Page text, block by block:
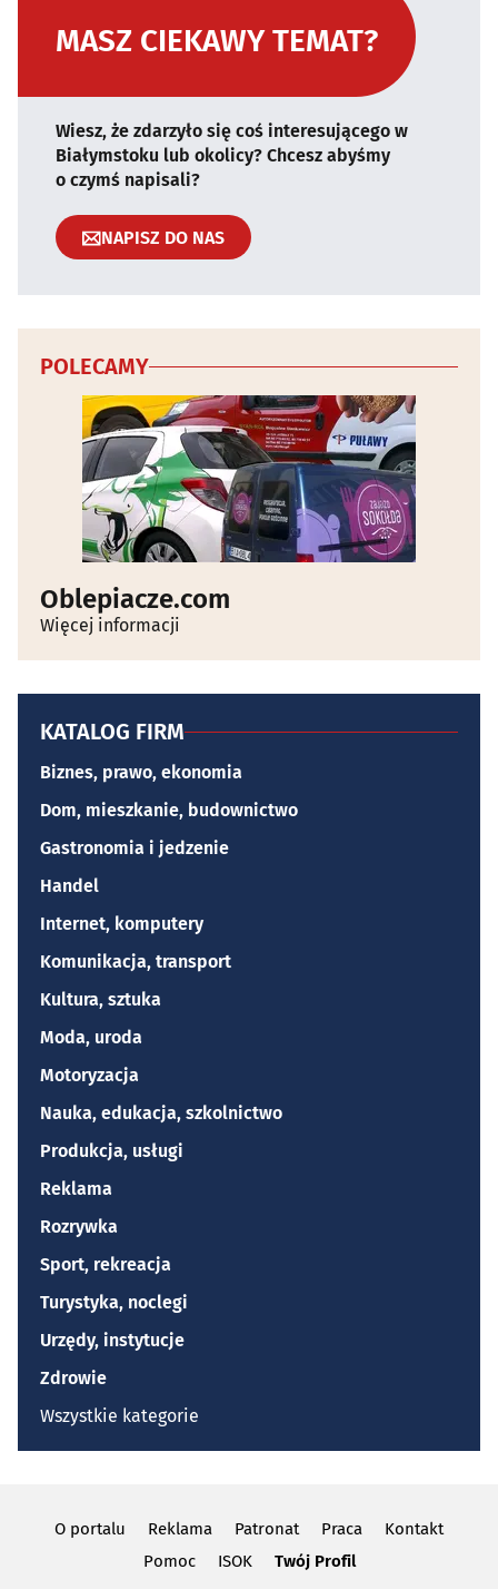
MASZ CIEKAWY TEMAT?
Wiesz, że zdarzyło się coś interesującego w
Białymstoku lub okolicy? Chcesz abyśmy
o czymś napisali?
NAPISZ DO NAS
POLECAMY
Oblepiacze.com
Więcej informacji
KATALOG FIRM
Biznes, prawo, ekonomia
Dom, mieszkanie, budownictwo
Gastronomia i jedzenie
Handel
Internet, komputery
Komunikacja, transport
Kultura, sztuka
Moda, uroda
Motoryzacja
Nauka, edukacja, szkolnictwo
Produkcja, usługi
Reklama
Rozrywka
Sport, rekreacja
Turystyka, noclegi
Urzędy, instytucje
Zdrowie
Wszystkie kategorie
O portalu Reklama Patronat Praca
Kontakt
Pomoc
ISOK Twój Profil